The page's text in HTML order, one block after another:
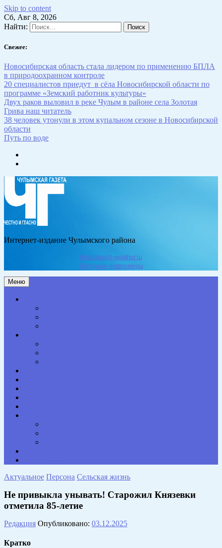
Skip to content
Сб, Авг 8, 2026
Найти:
Свежее:
Новосибирская область стала лидером по применению БПЛА
в природоохранном контроле
20 специалистов приедут в сёла Новосибирской области по
программе «Земский работник культуры»
Двух раков выловил в реке Чулым в районе села Золотая
Грива наш читатель
38 человек утонули в этом купальном сезоне в Новосибирской
области
Путь по воде
Интернет-издание Чулымского района
https://world-weather.ru
Погодные информеры
Меню
Актуальное Персона Сельская жизнь
Не привыкла унывать! Старожил Князевки
отметила 85-летие
Редакция Опубликовано: 03.12.2025
Кратко